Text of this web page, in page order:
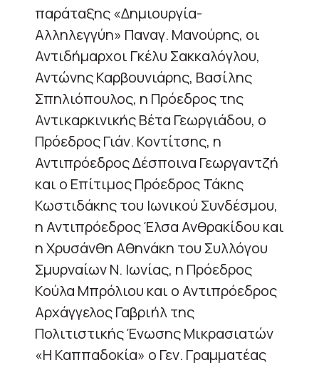
παράταξης «Δημιουργία-
Αλληλεγγύη» Παναγ. Μανούρης, οι
Αντιδήμαρχοι Γκέλυ Σακκαλόγλου,
Αντώνης Καρβουνιάρης, Βασίλης
Σπηλιόπουλος, η Πρόεδρος της
Αντικαρκινικής Βέτα Γεωργιάδου, ο
Πρόεδρος Γιάν. Κοντίτσης, η
Αντιπρόεδρος Δέσποινα Γεωργαντζή
και ο Επίτιμος Πρόεδρος Τάκης
Κωστιδάκης του Ιωνικού Συνδέσμου,
η Αντιπρόεδρος Έλσα Ανθρακίδου και
η Χρυσάνθη Αθηνάκη του Συλλόγου
Σμυρναίων Ν. Ιωνίας, η Πρόεδρος
Κούλα Μπρόλιου και ο Αντιπρόεδρος
Αρχάγγελος Γαβριήλ της
Πολιτιστικής Ένωσης Μικρασιατών
«Η Καππαδοκία» ο Γεν. Γραμματέας